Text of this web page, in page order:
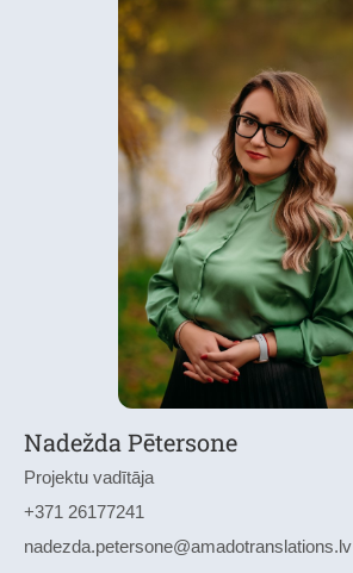
Nadežda Pētersone
Projektu vadītāja
+371 26177241
nadezda.petersone@amadotranslations.lv